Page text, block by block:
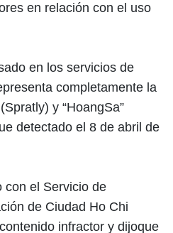
en relación con el uso
en los servicios de
completamente la
y “HoangSa”
detectado el 8 de abril de
con el Servicio de
de Ciudad Ho Chi
infractor y dijoque